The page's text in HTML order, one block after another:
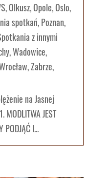
,Olkusz,Opole,Oslo,
spotkań,Poznan,
z innymi
,Wadowice,
,Zabrze,
na Jasnej
JEST
PODJĄĆ I...